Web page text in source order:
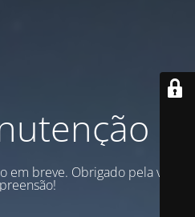
breve. Obrigado pela vossa